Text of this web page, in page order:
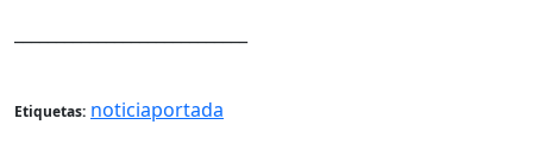
Etiquetas: noticiaportada